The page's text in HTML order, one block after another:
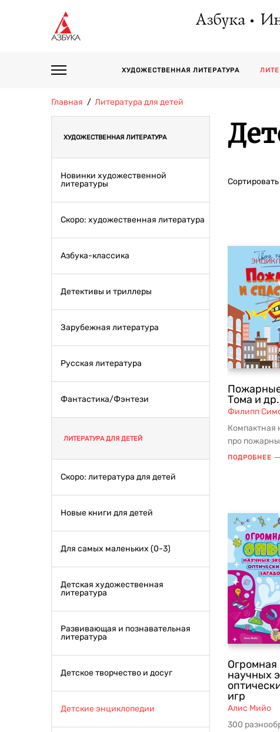
Азбука
ХУДОЖЕСТВЕННАЯ ЛИТЕРАТУРА
Главная Литература для детей
ХУДОЖЕСТВЕННАЯ ЛИТЕРАТУРА
Новинки художественной
литературы
Скоро: художественная литература
Азбука-классика
Детективы и триллеры
Зарубежная литература
Русская литература
Фантастика/Фэнтези
ЛИТЕРАТУРА ДЛЯ ДЕТЕЙ
Скоро: литература для детей
Новые книги для детей
Для самых маленьких (0-3)
Детская художественная
литература
Развивающая и познавательная
литература
Детское творчество и досуг
Детские энциклопедии
Сортировать
Тома и
Филипп
Компактная
про
младшего
ПОДРОБНЕЕ
Огромная
научных
игр
Алис Мийо
300